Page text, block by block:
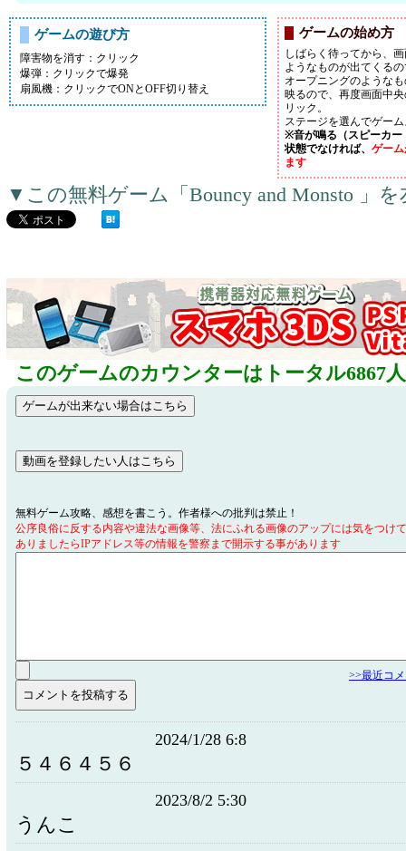
ゲームの遊び方
障害物を消す：クリック
爆弾：クリックで爆発
扇風機：クリックでONとOFF切り替え
ゲームの始め方
しばらく待ってから、
ようなものが出てくる
オープニングのような
映るので、再度画面中
リック。
ステージを選んでゲー
※音が鳴る（スピーカー
状態でなければ、 ゲー
ます
▼この無料ゲーム「Bouncy and Monsto 」
このゲームのカウンターはトータル6867
無料ゲーム攻略、感想を書こう。作者様への批判は禁止！
公序良俗に反する内容や違法な画像等、法にふれる画像のアップには気をつけ
ありましたらIPアドレス等の情報を警察まで開示する事があります
>>最近コ
2024/1/28 6:8
５４６４５６
2023/8/2 5:30
うんこ